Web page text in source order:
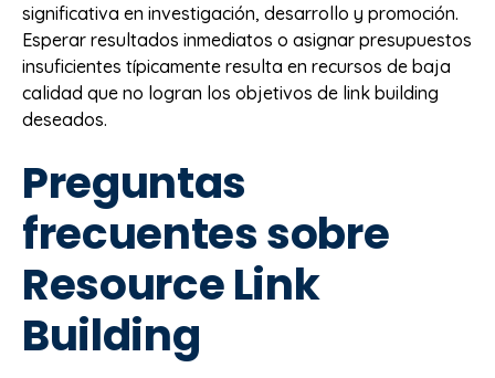
significativa en investigación, desarrollo y promoción.
Esperar resultados inmediatos o asignar presupuestos
insuficientes típicamente resulta en recursos de baja
calidad que no logran los objetivos de link building
deseados.
Preguntas
frecuentes sobre
Resource Link
Building